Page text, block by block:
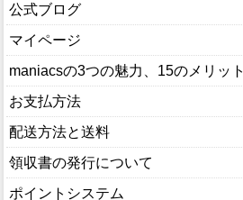
公式ブログ
マイページ
maniacsの3つの魅力、15のメリット
お支払方法
配送方法と送料
領収書の発行について
ポイントシステム